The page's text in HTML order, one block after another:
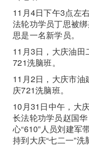
11月4日下午3点左
法轮功学员丁思被
思是一名新学员。
11月3日，大庆油
721洗脑班。
11月2日，大庆市油
庆721洗脑班。
10月31日中午，大
长法轮功学员赵国
心“610”人员刘建军
持到大庆“七二一”洗